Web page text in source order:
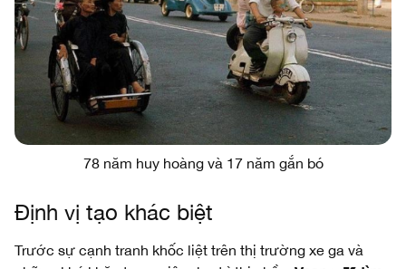
78 năm huy hoàng và 17 năm gắn bó
Định vị tạo khác biệt
Trước sự cạnh tranh khốc liệt trên thị trường xe ga và